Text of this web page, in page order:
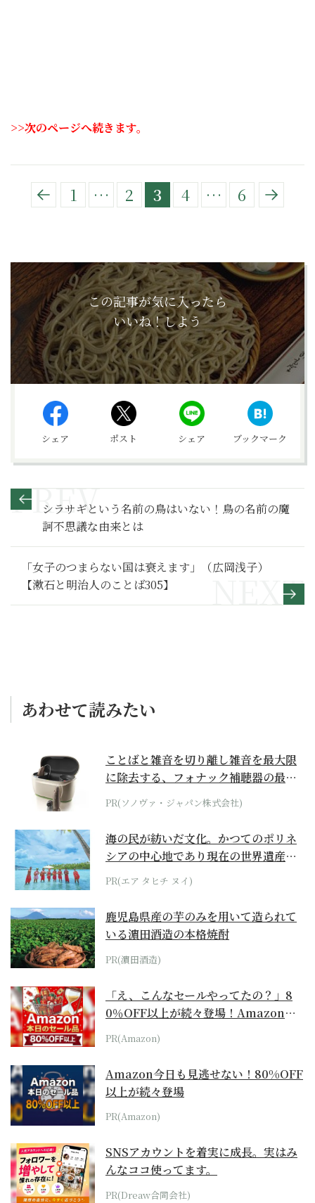
>>次のページへ続きます。
1 … 2 3 4 … 6
この記事が気に入ったら
いいね！しよう
シェア ポスト シェア ブックマーク
シラサギという名前の鳥はいない！鳥の名前の魔
訶不思議な由来とは
「女子のつまらない国は衰えます」（広岡浅子）
【漱石と明治人のことば305】
あわせて読みたい
ことばと雑音を切り離し雑音を最大限
に除去する、フォナック補聴器の最上
位モデル
PR(ソノヴァ・ジャパン株式会社)
海の民が紡いだ文化。かつてのポリネ
シアの中心地であり現在の世界遺産か
らみえてくる...
PR(エア タヒチ ヌイ)
鹿児島県産の芋のみを用いて造られて
いる濵田酒造の本格焼酎
PR(濵田酒造)
「え、こんなセールやってたの？」8
0％OFF以上が続々登場！Amazonの
本気が...
PR(Amazon)
Amazon今日も見逃せない！80%OFF
以上が続々登場
PR(Amazon)
SNSアカウントを着実に成長。実はみ
んなココ使ってます。
PR(Dreaw合同会社)